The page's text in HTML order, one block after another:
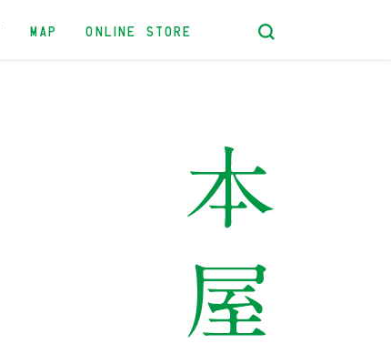
MAP ONLINE STORE